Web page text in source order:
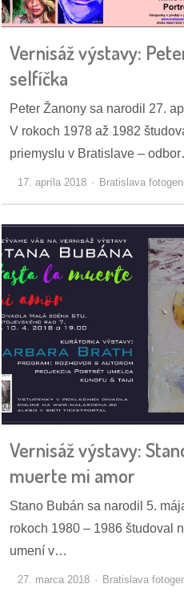
pozvánky
Historický
zákony
kauzy
konania
stavebné
konania
pripomienkové
konania
dobrá
prax
práca
petície
Vernisáž výstavy:
selfíčka
Peter Žanony sa narodil 27.
V rokoch 1978 až 1982
priemyslu v Bratislave –
17. apríla 2018 Bratislava
Vernisáž výstavy:
muerte mi amor
Stano Bubán sa narodil 5.
rokoch 1980 – 1986 študoval
umení v…
27. marca 2018 Bratislava